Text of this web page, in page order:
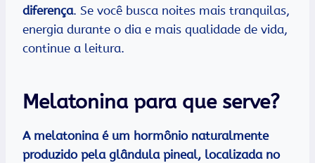
diferença. Se você busca noites mais tranquilas,
energia durante o dia e mais qualidade de vida,
continue a leitura.
Melatonina para que serve?
A melatonina é um hormônio naturalmente
produzido pela glândula pineal, localizada no